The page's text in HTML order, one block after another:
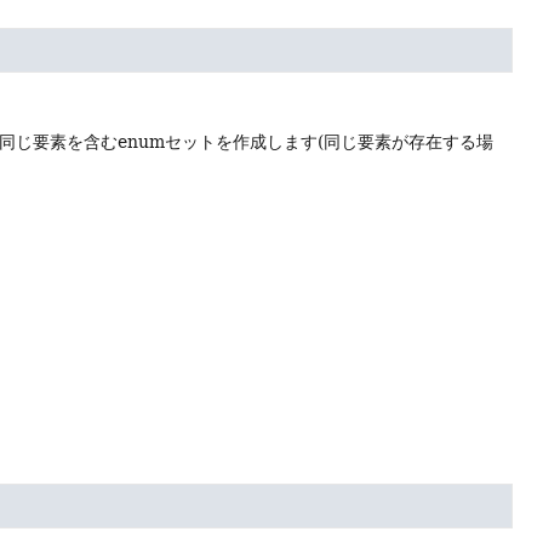
じ要素を含むenumセットを作成します(同じ要素が存在する場